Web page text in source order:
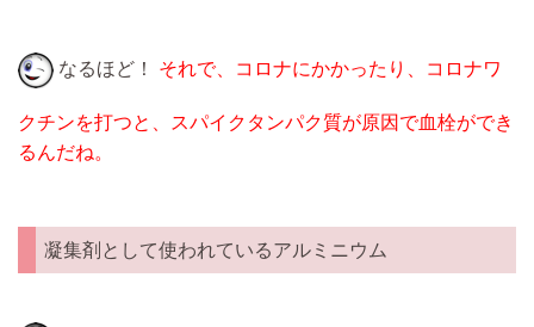
なるほど！ それで、コロナにかかったり、コロナワ
クチンを打つと、スパイクタンパク質が原因で血栓ができ
るんだね。
凝集剤として使われているアルミニウム